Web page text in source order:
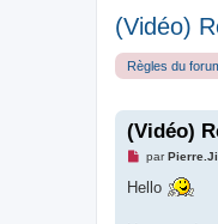
(Vidéo)
Règles du
(Vidéo)
M
s
parPierre.Ji
Hello